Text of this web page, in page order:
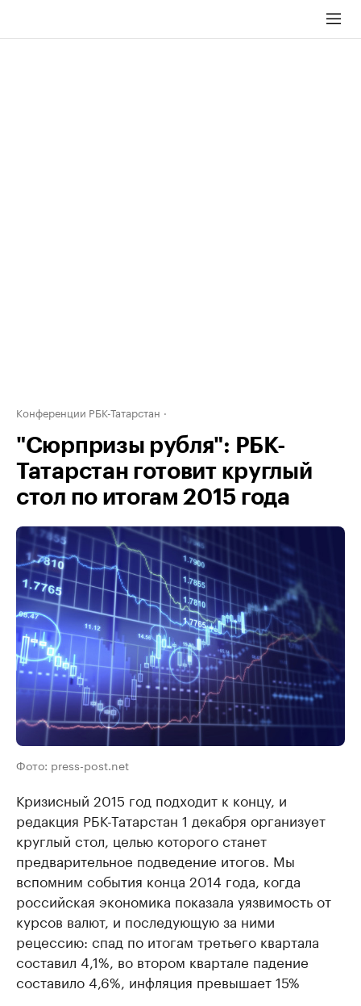
Конференции РБК-Татарстан
"Сюрпризы рубля": РБК-
Татарстан готовит круглый
стол по итогам 2015 года
Фото: press-post.net
Кризисный 2015 год подходит к концу, и
редакция РБК-Татарстан 1 декабря организует
круглый стол, целью которого станет
предварительное подведение итогов. Мы
вспомним события конца 2014 года, когда
российская экономика показала уязвимость от
курсов валют, и последующую за ними
рецессию: спад по итогам третьего квартала
составил 4,1%, во втором квартале падение
составило 4,6%, инфляция превышает 15%